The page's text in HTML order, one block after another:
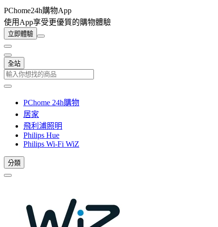
PChome24h購物App
使用App享受更優質的購物體驗
立即體驗
全站
PChome 24h購物
居家
飛利浦照明
Philips Hue
Philips Wi-Fi WiZ
分類